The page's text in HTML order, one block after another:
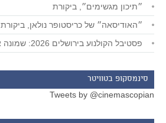
״תיכון מגשימים״, ביקורת
״האודיסאה״ של כריסטופר נולאן, ביקורת
פסטיבל הקולנוע בירושלים 2026: שמונה או תשע המלצות
סינמסקופ בטוויטר
Tweets by @cinemascopian